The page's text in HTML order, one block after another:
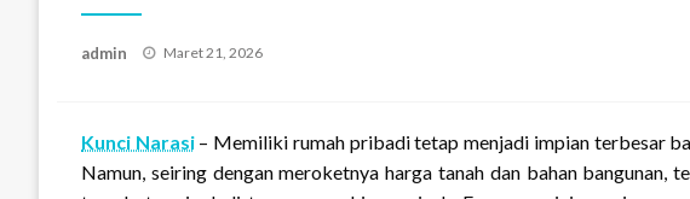
admin
Posted
Maret 21, 2026
Kunci Narasi– Memiliki rumah pribadi tetap menjadi impian terbesar
Namun, seiring dengan meroketnya harga tanah dan bahan bangunan,